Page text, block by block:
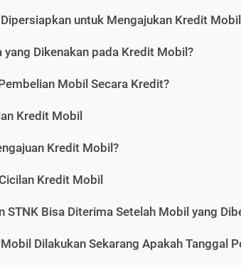
untuk Mengajukan Kredit Mobil
yang Dikenakan pada Kredit Mobil?
Mobil Secara Kredit?
Kredit Mobil
Kredit Mobil?
Kredit Mobil
STNK Bisa Diterima Setelah Mobil yang
Dilakukan Sekarang Apakah Tanggal